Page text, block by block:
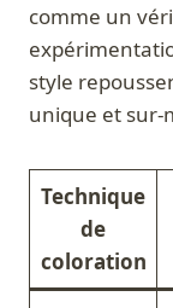
comme un
style
unique et sur-
Technique
de
coloration